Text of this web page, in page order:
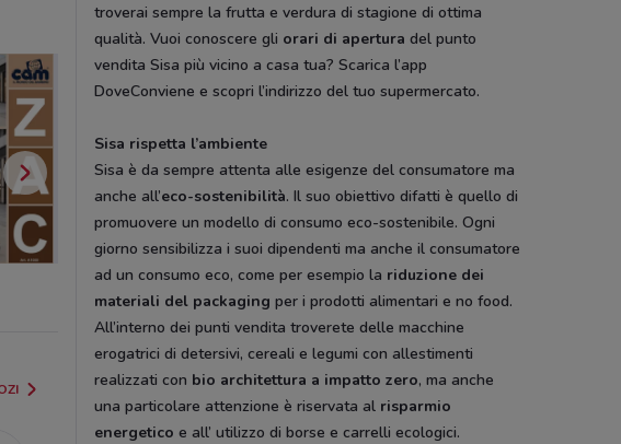
Cam Cofidis Hype
troverai sempre la frutta e verdura di stagione di ottima
qualità. Vuoi conoscere gli orari di apertura del punto
vendita Sisa più vicino a casa tua? Scarica l’app
DoveConviene e scopri l’indirizzo del tuo supermercato.
Sisa rispetta l’ambiente
Sisa è da sempre attenta alle esigenze del consumatore ma
anche all’eco-sostenibilità. Il suo obiettivo difatti è quello di
promuovere un modello di consumo eco-sostenibile. Ogni
giorno sensibilizza i suoi dipendenti ma anche il consumatore
ad un consumo eco, come per esempio la riduzione dei
materiali del packaging per i prodotti alimentari e no food.
All’interno dei punti vendita troverete delle macchine
erogatrici di detersivi, cereali e legumi con allestimenti
realizzati con bio architettura a impatto zero, ma anche
una particolare attenzione è riservata al risparmio
energetico e all’ utilizzo di borse e carrelli ecologici.